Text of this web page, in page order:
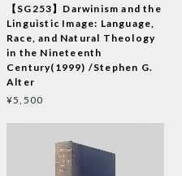
【SG253】Darwinism and the
Linguistic Image: Language,
Race, and Natural Theology
in the Nineteenth
Century(1999) /Stephen G.
Alter
¥5,500